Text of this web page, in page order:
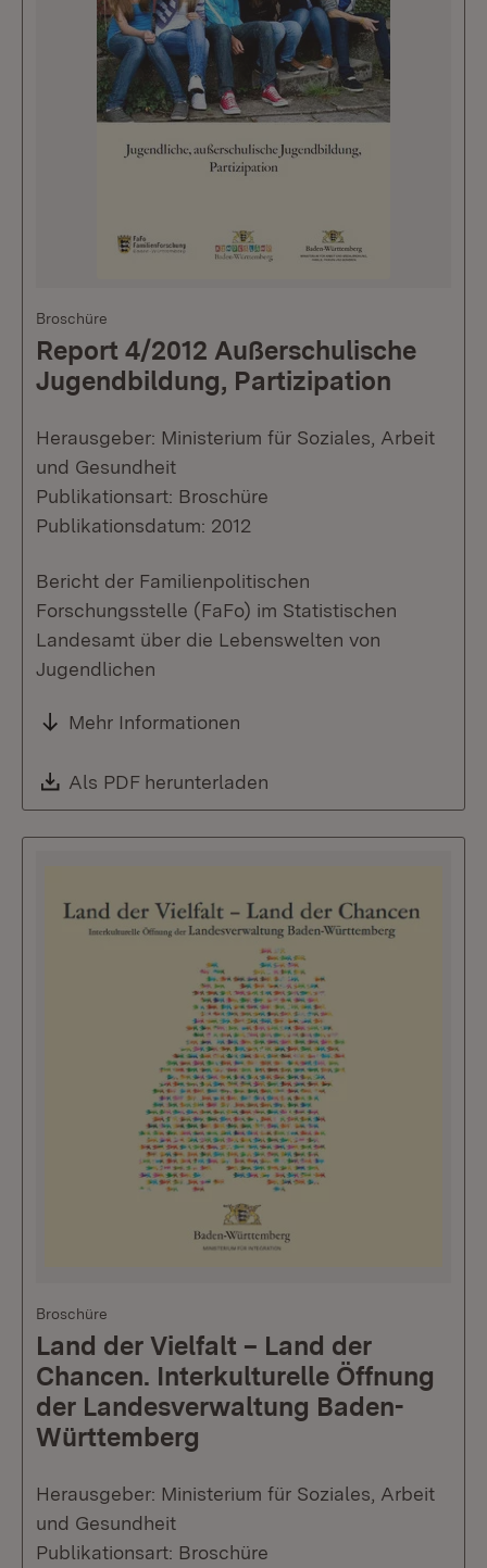
Broschüre
Report 4/2012 Außerschulische
Jugendbildung, Partizipation
Herausgeber: Ministerium für Soziales, Arbeit
und Gesundheit
Publikationsart: Broschüre
Publikationsdatum: 2012
Bericht der Familienpolitischen
Forschungsstelle (FaFo) im Statistischen
Landesamt über die Lebenswelten von
Jugendlichen
Mehr Informationen
Download:
Als PDF herunterladen
Broschüre
Land der Vielfalt – Land der
Chancen. Interkulturelle Öffnung
der Landesverwaltung Baden-
Württemberg
Herausgeber: Ministerium für Soziales, Arbeit
und Gesundheit
Publikationsart: Broschüre